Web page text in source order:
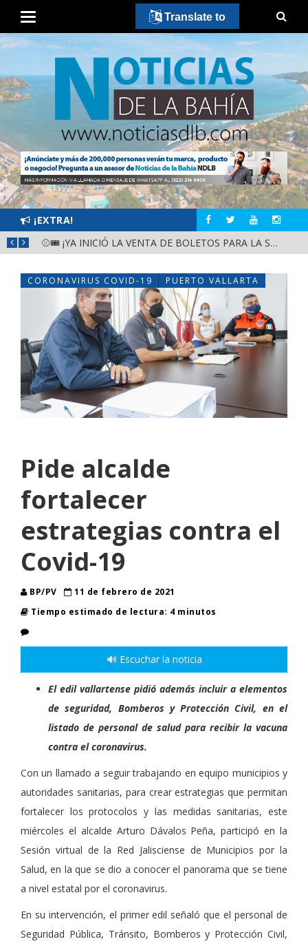
¡EXTRA!
⚾🎟️ ¡YA INICIÓ LA VENTA DE BOLETOS PARA LA SERIE DEL CARIBE KIDS NAYARIT 2026!
CORONAVIRUS COVID-19 PUERTO VALLARTA
Pide alcalde
fortalecer
estrategias contra el
Covid-19
BP/PV
11 de febrero de 2021
Tiempo estimado de lectura: 4 minutos
🔊 Escuchar la noticia
El edil vallartense pidió además incluir a elementos
de seguridad, Bomberos y Protección Civil, en el
listado de personal de salud para recibir la vacuna
contra el coronavirus.
Con un llamado a seguir trabajando en equipo municipios y
autoridades sanitarias, para crear estrategias que permitan
fortalecer los protocolos y las medidas sanitarias, este
miércoles el alcalde Arturo Dávalos Peña, participó en la
Sesión virtual de la Red Jalisciense de Municipios por la
Salud, en la que se dio a conocer el panorama que se tiene
a nivel estatal por el coronavirus.
En su intervención, el primer edil señaló que el personal de
Seguridad Pública, Tránsito, Bomberos y Protección Civil,
Translate to